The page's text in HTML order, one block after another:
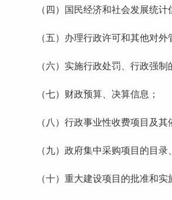
（四）国民经济和社会发展统计
（五）办理行政许可和其他对外
（六）实施行政处罚、行政强制
（七）财政预算、决算信息；
（八）行政事业性收费项目及其
（九）政府集中采购项目的目录
（十）重大建设项目的批准和实